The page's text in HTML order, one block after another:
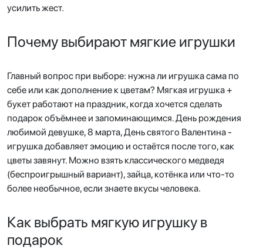
усилить жест.
Почему выбирают мягкие игрушки
Главный вопрос при выборе: нужна ли игрушка сама по
себе или как дополнение к цветам? Мягкая игрушка +
букет работают на праздник, когда хочется сделать
подарок объёмнее и запоминающимся. День рождения
любимой девушке, 8 марта, День святого Валентина -
игрушка добавляет эмоцию и остаётся после того, как
цветы завянут. Можно взять классического медведя
(беспроигрышный вариант), зайца, котёнка или что-то
более необычное, если знаете вкусы человека.
Как выбрать мягкую игрушку в
подарок